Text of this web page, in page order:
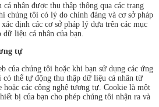
nhân được thu thập thông qua các trang
chúng tôi có lý do chính đáng và cơ sở pháp
định các cơ sở pháp lý dựa trên các mục
liệu cá nhân của bạn.
tự
của chúng tôi hoặc khi bạn sử dụng các ứng
thể tự động thu thập dữ liệu cá nhân từ
hoặc các công nghệ tương tự. Cookie là một
bị của bạn cho phép chúng tôi nhận ra và